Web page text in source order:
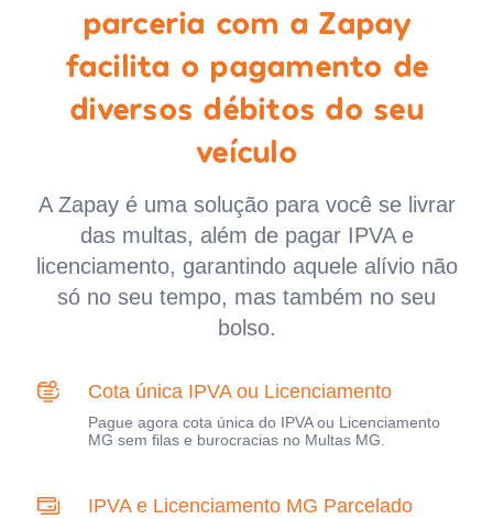
parceria com a Zapay
facilita o pagamento de
diversos débitos do seu
veículo
A Zapay é uma solução para você se livrar
das multas, além de pagar IPVA e
licenciamento, garantindo aquele alívio não
só no seu tempo, mas também no seu
bolso.
Cota única IPVA ou Licenciamento
Pague agora cota única do IPVA ou Licenciamento
MG sem filas e burocracias no Multas MG.
IPVA e Licenciamento MG Parcelado